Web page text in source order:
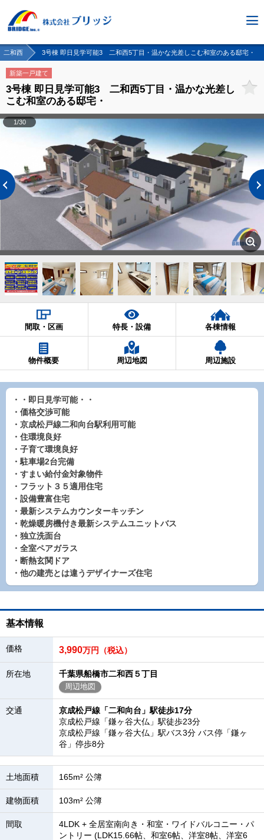
二和西 3号棟 即日見学可能3 二和西5丁目・温かな光差しこむ和室のある邸宅・
新築一戸建て
3号棟 即日見学可能3 二和西5丁目・温かな光差し
こむ和室のある邸宅・
1/30
間取・区画 特長・設備 各棟情報
物件概要 周辺地図 周辺施設
・・即日見学可能・・
・価格交渉可能
・京成松戸線二和向台駅利用可能
・住環境良好
・子育て環境良好
・駐車場2台完備
・すまい給付金対象物件
・フラット３５適用住宅
・設備豊富住宅
・最新システムカウンターキッチン
・乾燥暖房機付き最新システムユニットバス
・独立洗面台
・全室ペアガラス
・断熱玄関ドア
・他の建売とは違うデザイナーズ住宅
基本情報
価格 3,990万円（税込）
所在地 千葉県船橋市二和西５丁目
周辺地図
交通
京成松戸線「二和向台」駅徒歩17分
京成松戸線「鎌ヶ谷大仏」駅徒歩23分
京成松戸線「鎌ヶ谷大仏」駅バス3分 バス停「鎌ヶ
谷」停歩8分
土地面積 165m² 公簿
建物面積 103m² 公簿
間取
4LDK + 全居室南向き・和室・ワイドバルコニー・パ
ントリー (LDK15.66帖、和室6帖、洋室8帖、洋室6